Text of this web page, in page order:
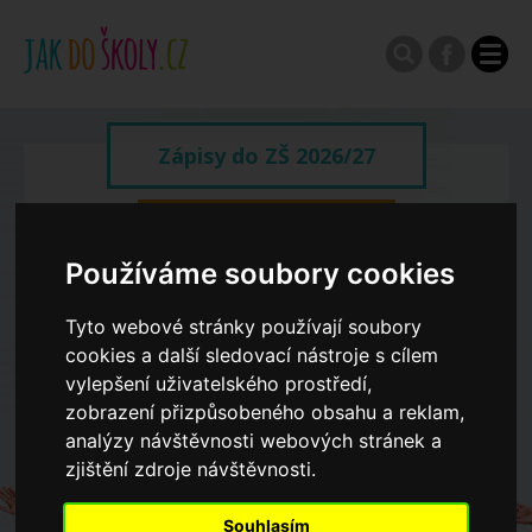
Používáme soubory cookies
Tyto webové stránky používají soubory
cookies a další sledovací nástroje s cílem
vylepšení uživatelského prostředí,
zobrazení přizpůsobeného obsahu a reklam,
analýzy návštěvnosti webových stránek a
zjištění zdroje návštěvnosti.
Souhlasím
Zápisy do ZŠ 2026/27
Koncepce školství
Dny otevřených dveří ZŠ